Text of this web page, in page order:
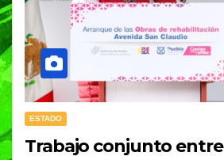
ESTADO
Trabajo conjunto